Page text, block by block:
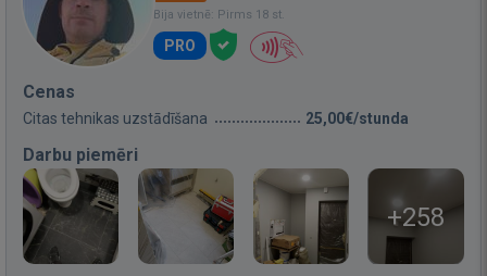
Bija vietnē: Pirms 18 st.
PRO
Cenas
Citas tehnikas uzstādīšana 25,00€/stunda
Darbu piemēri
+258